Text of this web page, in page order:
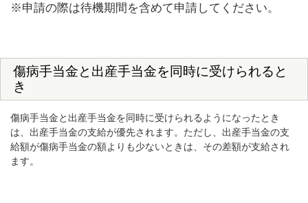
※申請の際は待機期間を含めて申請してください。
傷病手当金と出産手当金を同時に受けられると
き
傷病手当金と出産手当金を同時に受けられるようになったとき
は、出産手当金の支給が優先されます。ただし、出産手当金の支
給額が傷病手当金の額よりも少ないときは、その差額が支給され
ます。